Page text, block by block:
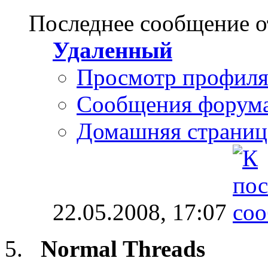
Последнее сообщение
Удаленный
Просмотр профиля
Сообщения
Домашняя
22.05.2008, 17:07
Normal Threads